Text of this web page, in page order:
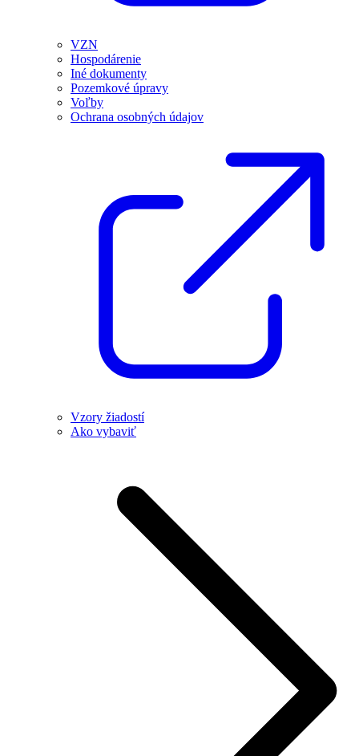
VZN
Hospodárenie
Iné dokumenty
Pozemkové úpravy
Voľby
Ochrana osobných údajov
Vzory žiadostí
Ako vybaviť